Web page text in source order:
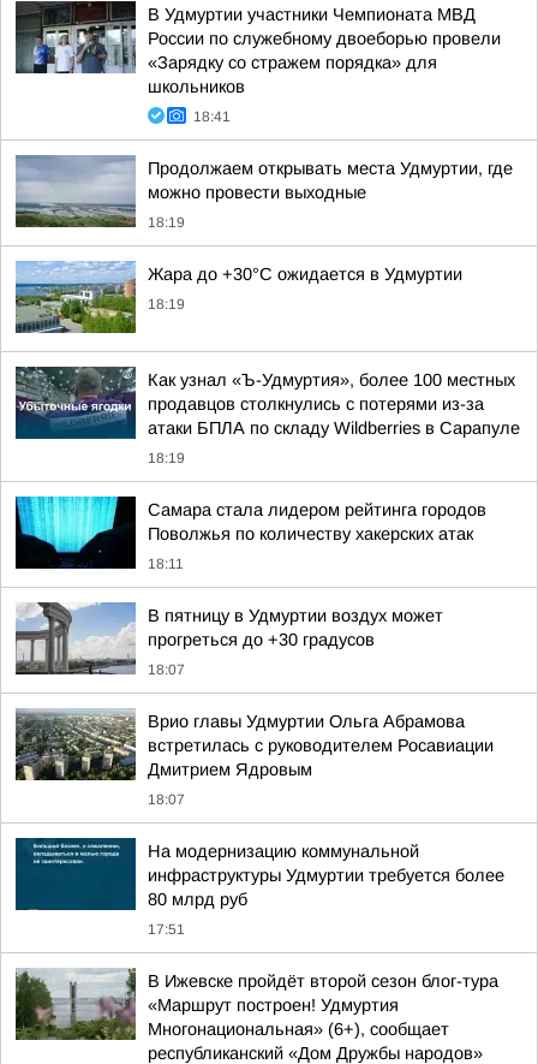
В Удмуртии участники Чемпионата МВД
России по служебному двоеборью провели
«Зарядку со стражем порядка» для
школьников
18:41
Продолжаем открывать места Удмуртии, где
можно провести выходные
18:19
Жара до +30°С ожидается в Удмуртии
18:19
Как узнал «Ъ-Удмуртия», более 100 местных
продавцов столкнулись с потерями из-за
атаки БПЛА по складу Wildberries в Сарапуле
18:19
Самара стала лидером рейтинга городов
Поволжья по количеству хакерских атак
18:11
В пятницу в Удмуртии воздух может
прогреться до +30 градусов
18:07
Врио главы Удмуртии Ольга Абрамова
встретилась с руководителем Росавиации
Дмитрием Ядровым
18:07
На модернизацию коммунальной
инфраструктуры Удмуртии требуется более
80 млрд руб
17:51
В Ижевске пройдёт второй сезон блог-тура
«Маршрут построен! Удмуртия
Многонациональная» (6+), сообщает
республиканский «Дом Дружбы народов»